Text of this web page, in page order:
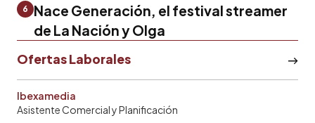
6
Nace Generación, el festival streamer
de La Nación y Olga
Ofertas Laborales
Ibexamedia
Asistente Comercial y Planificación